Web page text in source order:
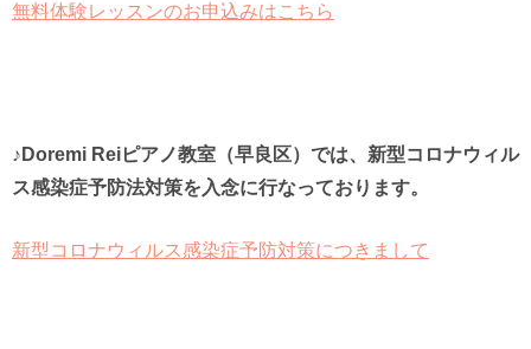
無料体験レッスンのお申込みはこちら
♪Doremi Reiピアノ教室（早良区）では、新型コロナウィル
ス感染症予防法対策を入念に行なっております。
新型コロナウィルス感染症予防対策につきまして